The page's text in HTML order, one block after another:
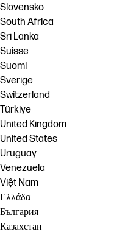
Slovensko
South Africa
Sri Lanka
Suisse
Suomi
Sverige
Switzerland
Türkiye
United Kingdom
United States
Uruguay
Venezuela
Việt Nam
Ελλάδα
България
Казахстан